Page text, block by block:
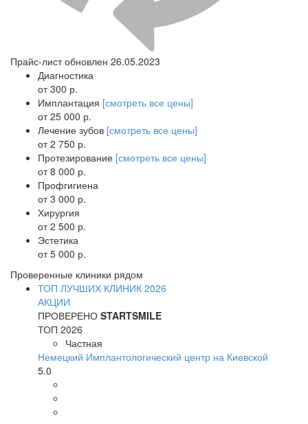
Прайс-лист обновлен 26.05.2023
Диагностика
от 300 р.
Имплантация [смотреть все цены]
от 25 000 р.
Лечение зубов [смотреть все цены]
от 2 750 р.
Протезирование [смотреть все цены]
от 8 000 р.
Профгигиена
от 3 000 р.
Хирургия
от 2 500 р.
Эстетика
от 5 000 р.
Проверенные клиники рядом
ТОП ЛУЧШИХ КЛИНИК 2026
АКЦИИ
ПРОВЕРЕНО STARTSMILE
ТОП 2026
Частная
Немецкий Имплантологический центр на Киевской
5.0